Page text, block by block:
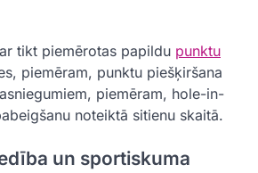
tikt piemērotas papildu punktu
piemēram, punktu piešķiršana
piemēram, hole-in-
noteiktā sitienu skaitā.
un sportiskuma